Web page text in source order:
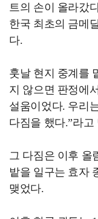
트의 손이 올라갔
한국 최초의 금메
다.
훗날 현지 중계를
지 않으면 판정에
설움이었다. 우리
다짐을 했다.”라
그 다짐은 이후 올
밭을 일구는 효자
맺었다.